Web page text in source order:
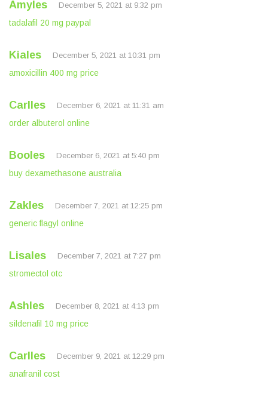
Amyles December 5, 2021 at 9:32 pm
tadalafil 20 mg paypal
Kiales December 5, 2021 at 10:31 pm
amoxicillin 400 mg price
Carlles December 6, 2021 at 11:31 am
order albuterol online
Booles December 6, 2021 at 5:40 pm
buy dexamethasone australia
Zakles December 7, 2021 at 12:25 pm
generic flagyl online
Lisales December 7, 2021 at 7:27 pm
stromectol otc
Ashles December 8, 2021 at 4:13 pm
sildenafil 10 mg price
Carlles December 9, 2021 at 12:29 pm
anafranil cost